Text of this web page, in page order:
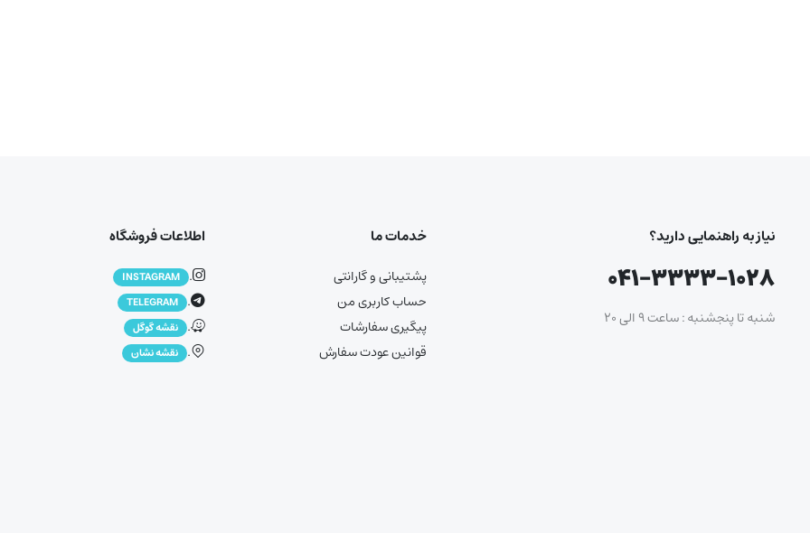
نیاز به راهنمایی دارید؟
۰۴۱-۳۳۳۳-۱۰۲۸
شنبه تا پنجشنبه : ساعت ۹ الی ۲۰
خدمات ما
پشتیبانی و گارانتی
حساب کاربری من
پیگیری سفارشات
قوانین عودت سفارش
اطلاعات فروشگاه
.
INSTAGRAM
.
TELEGRAM
. نقشه گوگل
. نقشه نشان